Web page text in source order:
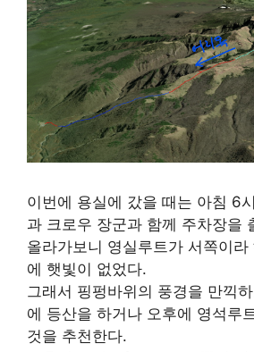
이번에 용실에 갔을 때는 아침 6
과 크로우 장군과 함께 주차장을
올라가보니 영실루트가 서쪽이
에 햇빛이 없었다.
그래서 핑펑바위의 풍경을 만끽
에 등산을 하거나 오후에 영석루
것을 추천한다.